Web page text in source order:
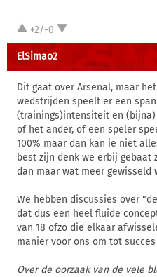
+2/-0
ElSimao2
Dit gaat over Arsenal, maar
wedstrijden speelt er een
(trainings)intensiteit en
of het ander, of een speler
100% maar dan kan ie niet
best zijn denk we erbij gebaat
dan maar wat meer gewisseld
We hebben discussies over
dat dus een heel fluide
van 18 ofzo die elkaar
manier voor ons om tot
Over de oorzaak van de vele